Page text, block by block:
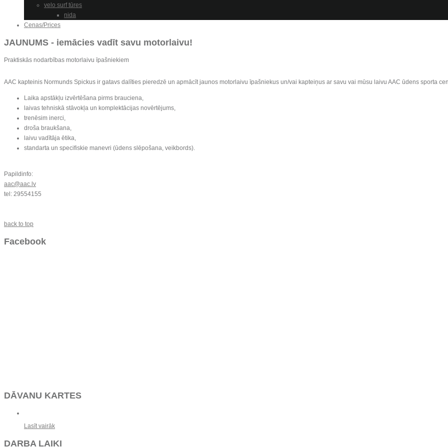
velo surf tūres
nida
Cenas/Prices
JAUNUMS - iemācies vadīt savu motorlaivu!
Praktiskās nodarbības motorlaivu īpašniekiem
AAC kapteinis Normunds Spickus ir gatavs dalīties pieredzē un apmācīt jaunos motorlaivu īpašniekus un/vai kapteiņus ar savu vai mūsu laivu AAC ūdens sporta
Laika apstākļu izvērtēšana pirms brauciena,
laivas tehniskā stāvokļa un komplektācijas novērtējums,
trenēsim inerci,
droša braukšana,
laivu vadītāja ētika,
standarta un specifiskie manevri (ūdens slēpošana, veikbords).
Papildinfo:
aac@aac.lv
tel: 29554155
back to top
Facebook
DĀVANU KARTES
Lasīt vairāk
DARBA LAIKI